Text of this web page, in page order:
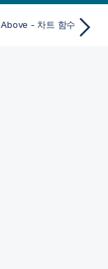
Above - 차트 함수